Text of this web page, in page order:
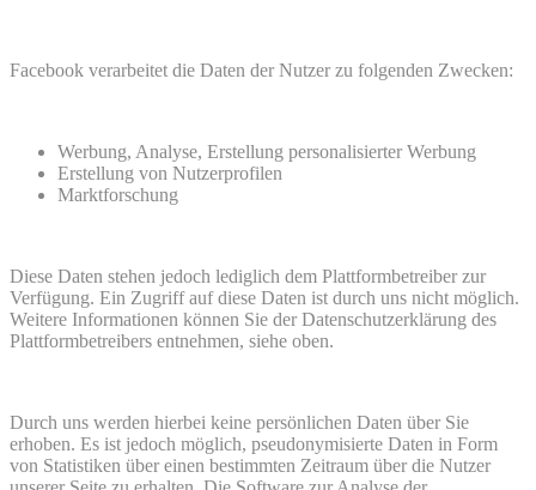
Facebook verarbeitet die Daten der Nutzer zu folgenden Zwecken:
Werbung, Analyse, Erstellung personalisierter Werbung
Erstellung von Nutzerprofilen
Marktforschung
Diese Daten stehen jedoch lediglich dem Plattformbetreiber zur
Verfügung. Ein Zugriff auf diese Daten ist durch uns nicht möglich.
Weitere Informationen können Sie der Datenschutzerklärung des
Plattformbetreibers entnehmen, siehe oben.
Durch uns werden hierbei keine persönlichen Daten über Sie
erhoben. Es ist jedoch möglich, pseudonymisierte Daten in Form
von Statistiken über einen bestimmten Zeitraum über die Nutzer